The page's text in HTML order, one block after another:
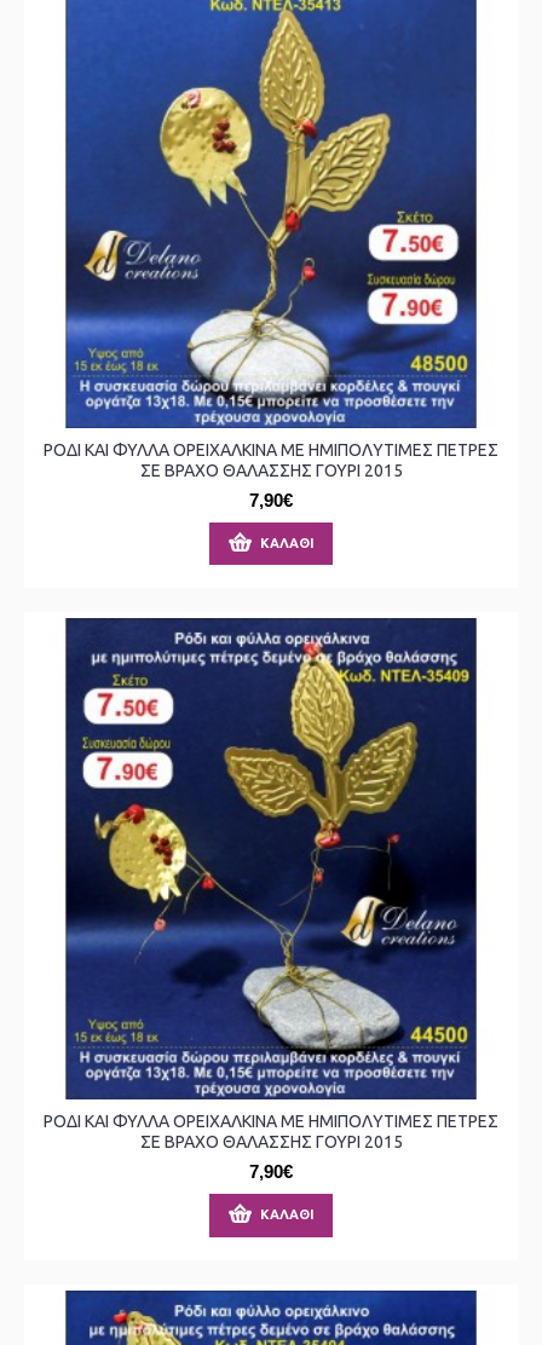
ΡΟΔΙ ΚΑΙ ΦΥΛΛΑ ΟΡΕΙΧΑΛΚΙΝΑ ΜΕ ΗΜΙΠΟΛΥΤΙΜΕΣ ΠΕΤΡΕΣ
ΣΕ ΒΡΑΧΟ ΘΑΛΑΣΣΗΣ ΓΟΥΡΙ 2015
7,90€
ΚΑΛΆΘΙ
ΡΟΔΙ ΚΑΙ ΦΥΛΛΑ ΟΡΕΙΧΑΛΚΙΝΑ ΜΕ ΗΜΙΠΟΛΥΤΙΜΕΣ ΠΕΤΡΕΣ
ΣΕ ΒΡΑΧΟ ΘΑΛΑΣΣΗΣ ΓΟΥΡΙ 2015
7,90€
ΚΑΛΆΘΙ